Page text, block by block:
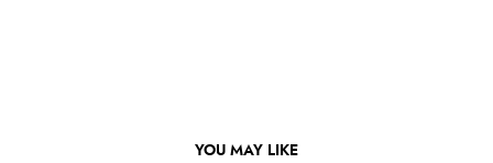
YOU MAY LIKE